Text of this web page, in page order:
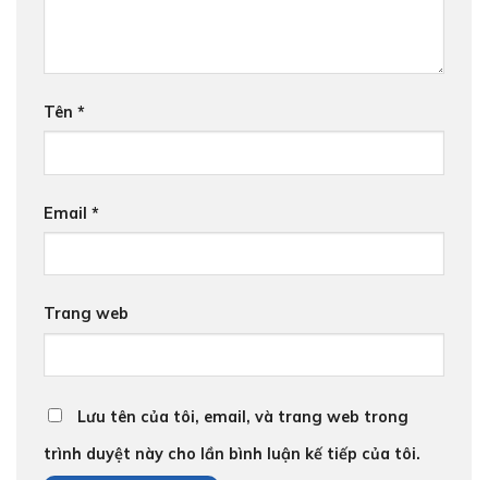
Tên *
Email *
Trang web
Lưu tên của tôi, email, và trang web trong
trình duyệt này cho lần bình luận kế tiếp của tôi.